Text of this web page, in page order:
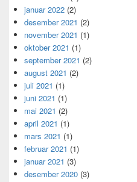
januar 2022 (2)
desember 2021 (2)
november 2021 (1)
oktober 2021 (1)
september 2021 (2)
august 2021 (2)
juli 2021 (1)
juni 2021 (1)
mai 2021 (2)
april 2021 (1)
mars 2021 (1)
februar 2021 (1)
januar 2021 (3)
desember 2020 (3)